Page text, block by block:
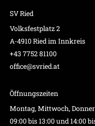
SV Ried
Volksfestplatz 2
A-4910 Ried im Innkreis
+43 7752 81100
office@svried.at
Öffnungszeiten
Montag, Mittwoch,
09:00 bis 13:00 und 14:00